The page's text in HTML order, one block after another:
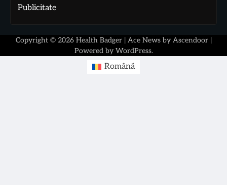
Publicitate
Copyright © 2026 Health Badger| Ace News by Ascendoor|
Powered by WordPress.
Română